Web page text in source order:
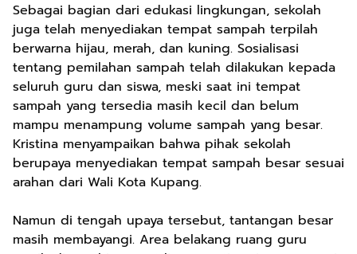
Sebagai bagian dari edukasi lingkungan, sekolah
juga telah menyediakan tempat sampah terpilah
berwarna hijau, merah, dan kuning. Sosialisasi
tentang pemilahan sampah telah dilakukan kepada
seluruh guru dan siswa, meski saat ini tempat
sampah yang tersedia masih kecil dan belum
mampu menampung volume sampah yang besar.
Kristina menyampaikan bahwa pihak sekolah
berupaya menyediakan tempat sampah besar sesuai
arahan dari Wali Kota Kupang.
Namun di tengah upaya tersebut, tantangan besar
masih membayangi. Area belakang ruang guru